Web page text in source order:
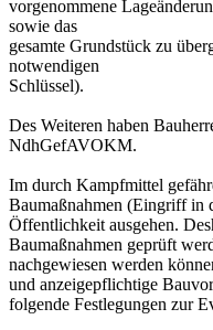
vorgenommene
sowie das
gesamte Grundstück zu
notwendigen
Schlüssel).
Des Weiteren haben
NdhGefAVOKM.
Im durch Kampfmittel
Baumaßnahmen (Eingriff in
Öffentlichkeit ausgehen.
Baumaßnahmen geprüft
nachgewiesen werden
und anzeigepflichtige
folgende Festlegungen zur